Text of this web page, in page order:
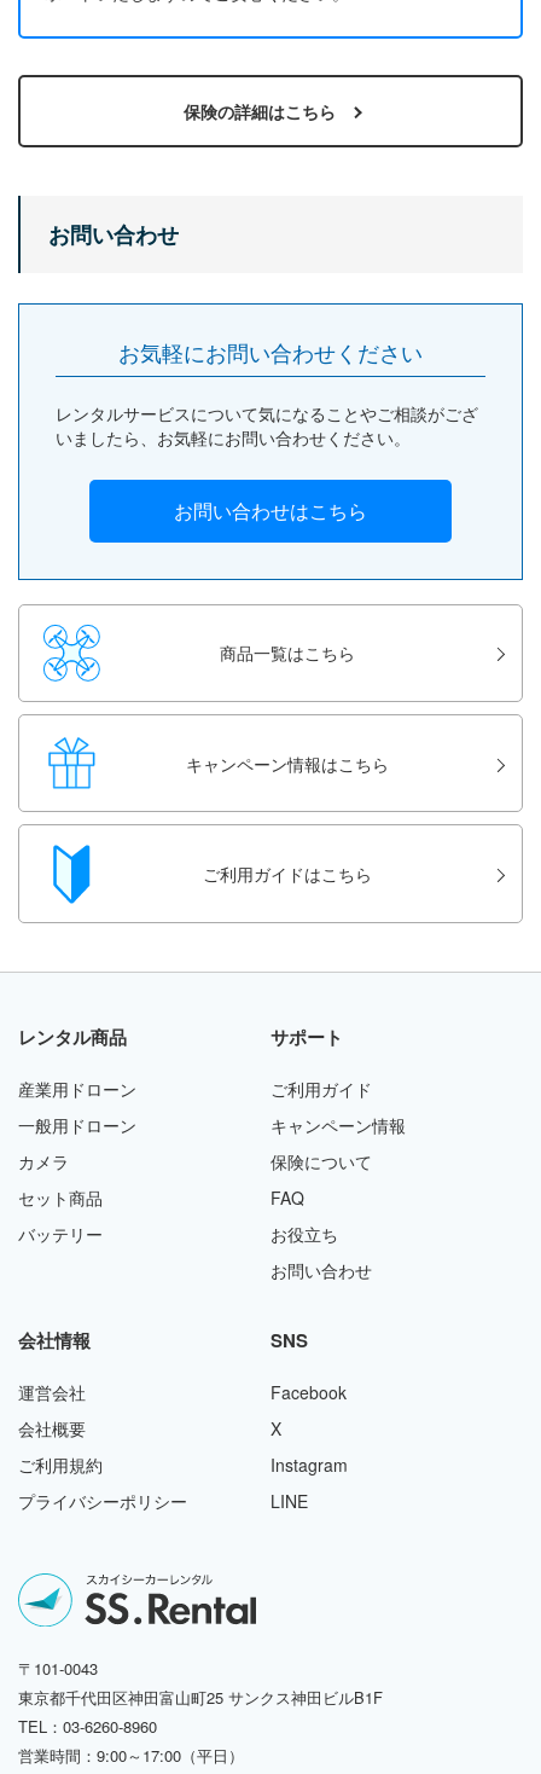
保険の詳細はこちら
お問い合わせ
お気軽にお問い合わせください
レンタルサービスについて気になることやご相談がござ
いましたら、お気軽にお問い合わせください。
お問い合わせはこちら
商品一覧はこちら
キャンペーン情報はこちら
ご利用ガイドはこちら
〒101-0043
東京都千代田区神田富山町25 サンクス神田ビルB1F
TEL：03-6260-8960
営業時間：9:00～17:00（平日）
レンタル商品
産業用ドローン
一般用ドローン
カメラ
セット商品
バッテリー
サポート
ご利用ガイド
キャンペーン情報
保険について
FAQ
お役立ち
お問い合わせ
会社情報
運営会社
会社概要
ご利用規約
プライバシーポリシー
SNS
Facebook
X
Instagram
LINE